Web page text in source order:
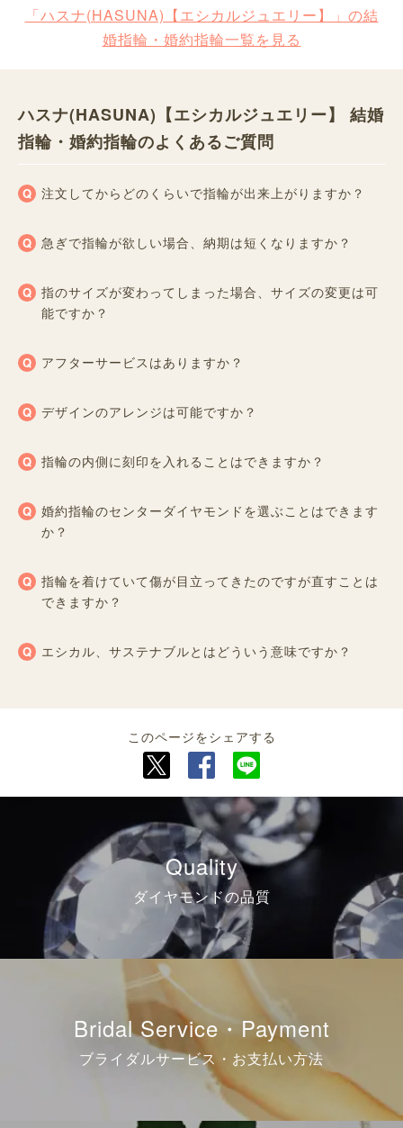
「ハスナ(HASUNA)【エシカルジュエリー】」の結
婚指輪・婚約指輪一覧を見る
ハスナ(HASUNA)【エシカルジュエリー】 結婚
指輪・婚約指輪のよくあるご質問
注文してからどのくらいで指輪が出来上がりますか？
急ぎで指輪が欲しい場合、納期は短くなりますか？
指のサイズが変わってしまった場合、サイズの変更は可
能ですか？
アフターサービスはありますか？
デザインのアレンジは可能ですか？
指輪の内側に刻印を入れることはできますか？
婚約指輪のセンターダイヤモンドを選ぶことはできます
か？
指輪を着けていて傷が目立ってきたのですが直すことは
できますか？
エシカル、サステナブルとはどういう意味ですか？
このページをシェアする
Quality
ダイヤモンドの品質
Bridal Service・Payment
ブライダルサービス・お支払い方法